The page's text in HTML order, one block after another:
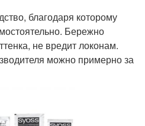
благодаря которому
Бережно
не вредит локонам.
можно примерно за